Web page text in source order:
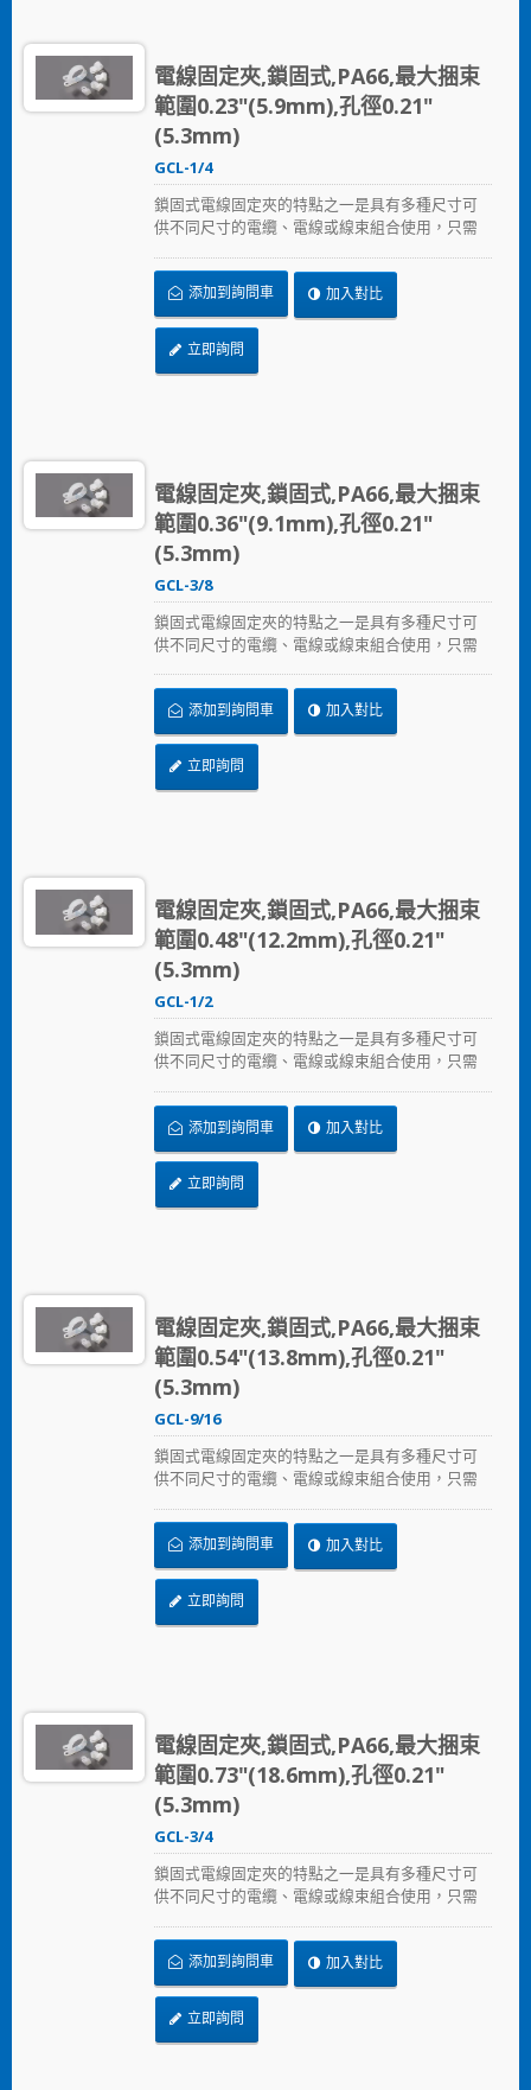
電線固定夾,鎖固式,PA66,最大捆束
範圍0.23"(5.9mm),孔徑0.21"
(5.3mm)
GCL-1/4
鎖固式電線固定夾的特點之一是具有多種尺寸可
供不同尺寸的電纜、電線或線束組合使用，只需
添加到詢問車 加入對比
立即詢問
電線固定夾,鎖固式,PA66,最大捆束
範圍0.36"(9.1mm),孔徑0.21"
(5.3mm)
GCL-3/8
鎖固式電線固定夾的特點之一是具有多種尺寸可
供不同尺寸的電纜、電線或線束組合使用，只需
添加到詢問車 加入對比
立即詢問
電線固定夾,鎖固式,PA66,最大捆束
範圍0.48"(12.2mm),孔徑0.21"
(5.3mm)
GCL-1/2
鎖固式電線固定夾的特點之一是具有多種尺寸可
供不同尺寸的電纜、電線或線束組合使用，只需
添加到詢問車 加入對比
立即詢問
電線固定夾,鎖固式,PA66,最大捆束
範圍0.54"(13.8mm),孔徑0.21"
(5.3mm)
GCL-9/16
鎖固式電線固定夾的特點之一是具有多種尺寸可
供不同尺寸的電纜、電線或線束組合使用，只需
添加到詢問車 加入對比
立即詢問
電線固定夾,鎖固式,PA66,最大捆束
範圍0.73"(18.6mm),孔徑0.21"
(5.3mm)
GCL-3/4
鎖固式電線固定夾的特點之一是具有多種尺寸可
供不同尺寸的電纜、電線或線束組合使用，只需
添加到詢問車 加入對比
立即詢問